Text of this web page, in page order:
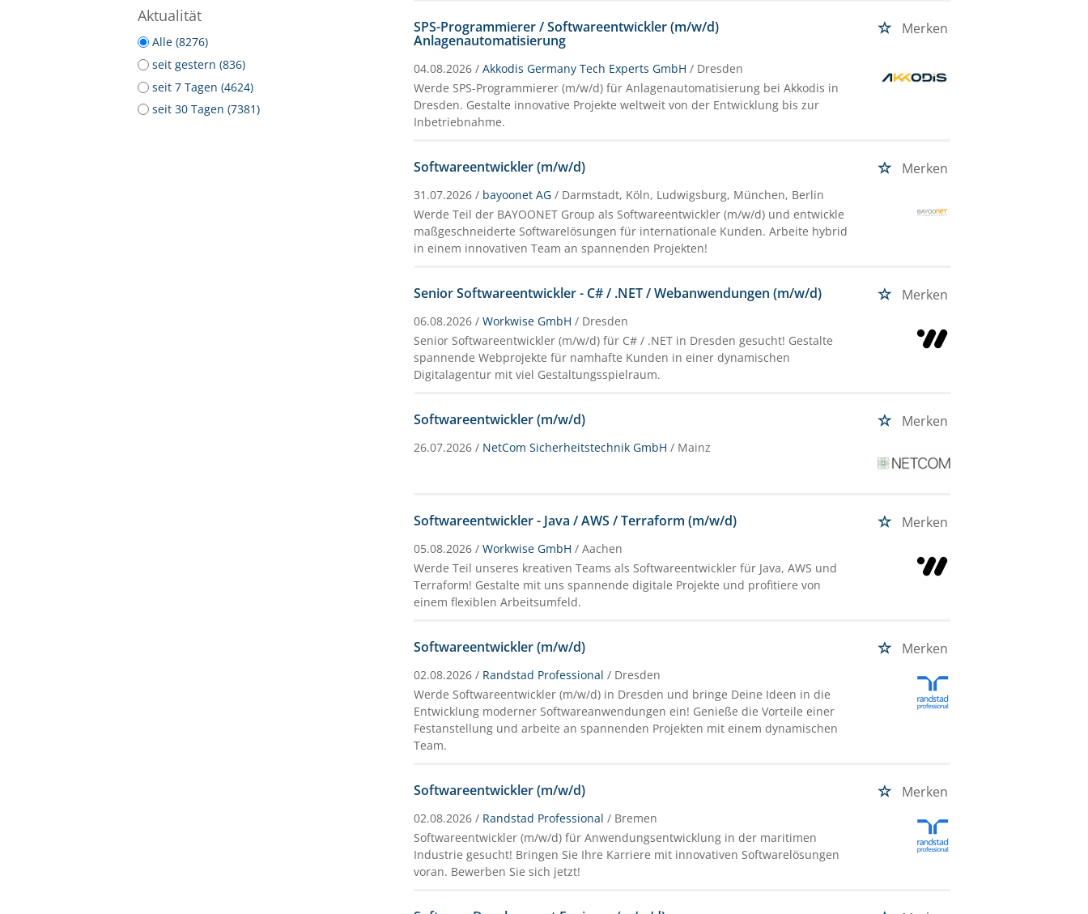
Aktualität
Alle (8276)
seit gestern (836)
seit 7 Tagen (4624)
seit 30 Tagen (7381)
SPS-Programmierer / Softwareentwickler (m/w/d)
Anlagenautomatisierung
Merken
04.08.2026 /Akkodis Germany Tech Experts GmbH / Dresden
Werde SPS-Programmierer (m/w/d) für Anlagenautomatisierung bei Akkodis in
Dresden. Gestalte innovative Projekte weltweit von der Entwicklung bis zur
Inbetriebnahme.
Softwareentwickler (m/w/d) Merken
31.07.2026 / bayoonet AG / Darmstadt, Köln, Ludwigsburg, München, Berlin
Werde Teil der BAYOONET Group als Softwareentwickler (m/w/d) und entwickle
maßgeschneiderte Softwarelösungen für internationale Kunden. Arbeite hybrid
in einem innovativen Team an spannenden Projekten!
Senior Softwareentwickler - C# / .NET / Webanwendungen (m/w/d) Merken
06.08.2026 /Workwise GmbH / Dresden
Senior Softwareentwickler (m/w/d) für C# / .NET in Dresden gesucht! Gestalte
spannende Webprojekte für namhafte Kunden in einer dynamischen
Digitalagentur mit viel Gestaltungsspielraum.
Softwareentwickler (m/w/d) Merken
26.07.2026 / NetCom Sicherheitstechnik GmbH / Mainz
Softwareentwickler - Java / AWS / Terraform (m/w/d) Merken
05.08.2026 /Workwise GmbH / Aachen
Werde Teil unseres kreativen Teams als Softwareentwickler für Java, AWS und
Terraform! Gestalte mit uns spannende digitale Projekte und profitiere von
einem flexiblen Arbeitsumfeld.
Softwareentwickler (m/w/d) Merken
02.08.2026 / Randstad Professional / Dresden
Werde Softwareentwickler (m/w/d) in Dresden und bringe Deine Ideen in die
Entwicklung moderner Softwareanwendungen ein! Genieße die Vorteile einer
Festanstellung und arbeite an spannenden Projekten mit einem dynamischen
Team.
Softwareentwickler (m/w/d) Merken
02.08.2026 / Randstad Professional / Bremen
Softwareentwickler (m/w/d) für Anwendungsentwicklung in der maritimen
Industrie gesucht! Bringen Sie Ihre Karriere mit innovativen Softwarelösungen
voran. Bewerben Sie sich jetzt!